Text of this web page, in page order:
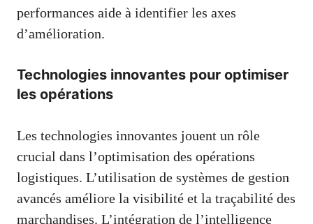
performances aide à identifier les axes
d’amélioration.
Technologies innovantes pour optimiser
les opérations
Les technologies innovantes jouent un rôle
crucial dans l’optimisation des opérations
logistiques. L’utilisation de systèmes de gestion
avancés améliore la visibilité et la traçabilité des
marchandises. L’intégration de l’intelligence